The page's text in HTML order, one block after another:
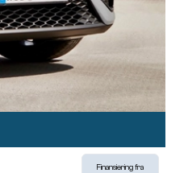
Finansiering fra